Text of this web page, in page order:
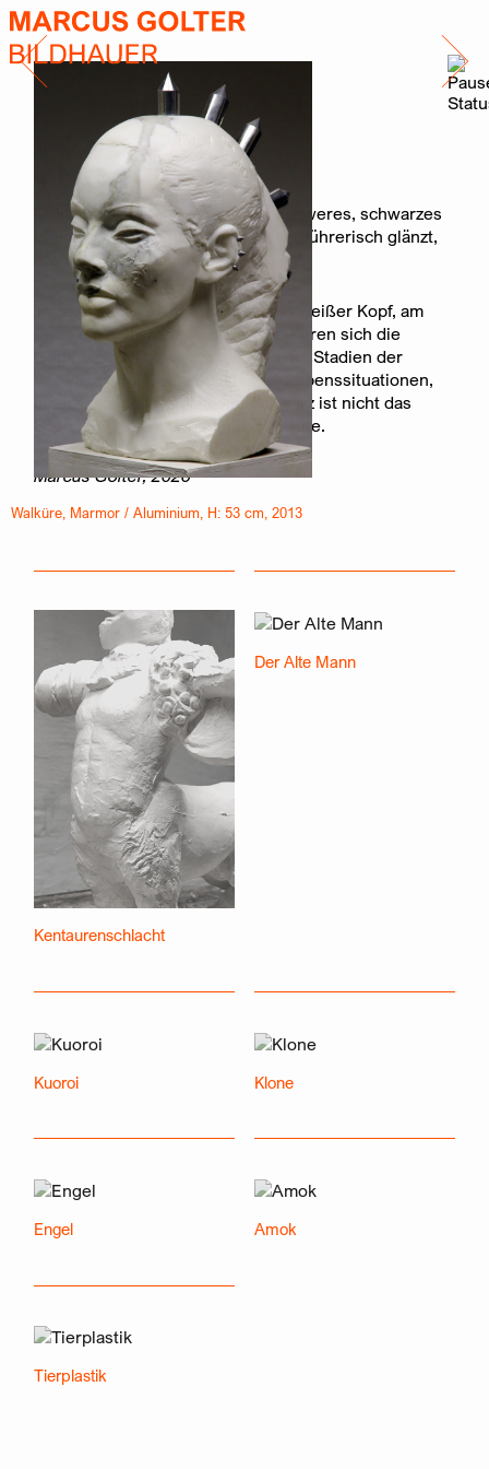
Walküre, Marmor / Aluminium, H: 53 cm, 2013
Walküre, Marmor / Aluminium, H: 53 cm, 2013
Schwarz und Weiß
Delikaten, weißen Marmor und schweres, schwarzes
Blei verbinde ich unlösbar. Was verführerisch glänzt,
das lässt Gefahr ahnen.
Transformation: Am Anfang ist ein weißer Kopf, am
Ende ein schwarzer. Hart kontrastieren sich die
Gegensätze. Dazwischen liegen die Stadien der
Verwandlung: Gemütszustände, Lebenssituationen,
innere und äußere Kämpfe. Schwarz ist nicht das
Böse, Weiß nicht unbedingt das Gute.
Marcus Golter, 2026
Kentaurenschlacht
Der Alte Mann
Kuoroi Klone
Engel Amok
Tierplastik